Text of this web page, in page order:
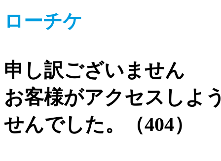
ローチケ
申し訳ございません
お客様がアクセスしよ
せんでした。（404）